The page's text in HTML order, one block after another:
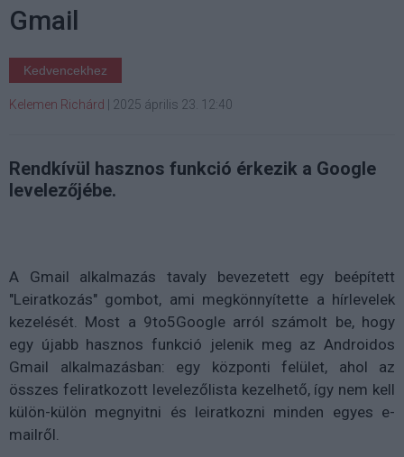
Gmail
Kedvencekhez
Kelemen Richárd 2025 április 23. 12:40
Rendkívül hasznos funkció érkezik a Google
levelezőjébe.
A Gmail alkalmazás tavaly bevezetett egy beépített
"Leiratkozás" gombot, ami megkönnyítette a hírlevelek
kezelését. Most a 9to5Google arról számolt be, hogy
egy újabb hasznos funkció jelenik meg az Androidos
Gmail alkalmazásban: egy központi felület, ahol az
összes feliratkozott levelezőlista kezelhető, így nem kell
külön-külön megnyitni és leiratkozni minden egyes e-
mailről.